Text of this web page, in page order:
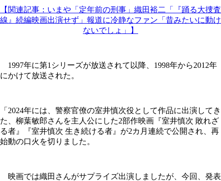
【関連記事：いまや「定年前の刑事」織田裕二「『踊る大捜査
線』続編映画出演せず」報道に冷静なファン「昔みたいに動け
ないでしょ」】
1997年に第1シリーズが放送されて以降、1998年から2012年
にかけて放送された。
「2024年には、警察官僚の室井慎次役として作品に出演してき
た、柳葉敏郎さんを主人公にした2部作映画『室井慎次 敗れざ
る者』『室井慎次 生き続ける者』が2カ月連続で公開され、再
始動の口火を切りました。
映画では織田さんがサプライズ出演しましたが、今回、発表